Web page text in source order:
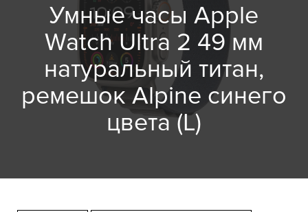
Умные часы Apple
Watch Ultra 2 49 мм
натуральный титан,
ремешок Alpine синего
цвета (L)